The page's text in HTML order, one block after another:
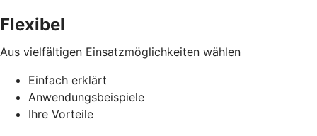
Flexibel
Aus vielfältigen Einsatzmöglichkeiten wählen
Einfach erklärt
Anwendungsbeispiele
Ihre Vorteile